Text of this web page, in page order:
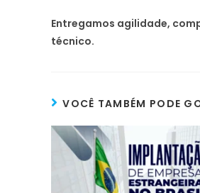
Entregamos agilidade,
técnico.
VOCÊ TAMBÉM PODE